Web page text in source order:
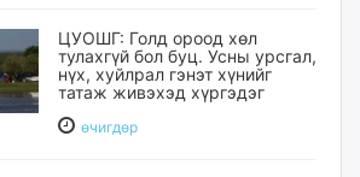
ЦУОШГ: Голд ороод хөл
тулахгүй бол буц. Усны урсгал,
нүх, хуйлрал гэнэт хүнийг
татаж живэхэд хүргэдэг
өчигдѳр